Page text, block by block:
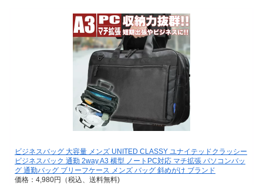
ビジネスバッグ 大容量 メンズ UNITED CLASSY ユナイテッドクラッシー
ビジネスバック 通勤 2way A3 横型 ノートPC対応 マチ拡張 パソコンバッ
グ 通勤バッグ ブリーフケース メンズ バッグ 斜めがけ ブランド
価格：4,980円（税込、送料無料)